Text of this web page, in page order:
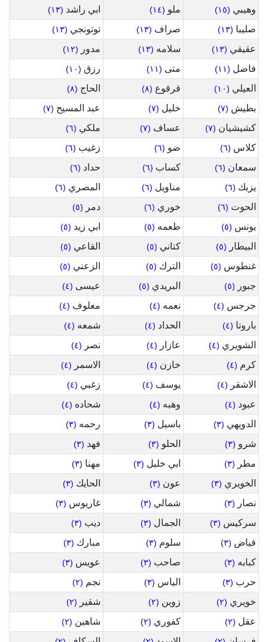
وهيبي (١٥) ملو (١٤) ابي راشد (١٣)
صليبا (١٣) صراف (١٣) توتونجي (١٣)
عقيقي (١٣) سلامه (١٣) مدور (١٢)
فاضل (١١) متى (١١) رزق (١٠)
العيلي (١٠) قرقوع (٨) الحاج (٨)
بطيش (٧) خليل (٧) عبد المسيح (٧)
كشيشيان (٧) عساف (٧) ملكي (٦)
كلاس (٦) ضو (٦) زغيب (٦)
سمعان (٦) كساب (٦) حداد (٦)
يزبك (٦) مناويل (٦) المصري (٦)
الحوت (٦) خوري (٦) دمر (٥)
يونس (٥) طعمه (٥) ابي زيد (٥)
البيطار (٥) كتاني (٥) القاعي (٥)
غنطوس (٥) الترك (٥) الزعني (٥)
جبور (٥) البريدي (٥) عيسى (٤)
جرجس (٤) نعمه (٤) معلوف (٤)
باروتا (٤) الحداد (٤) شمعه (٤)
الشويري (٤) عازار (٤) نصر (٤)
كرم (٤) خازن (٤) الاسمر (٤)
الاشقر (٤) يوسف (٤) زغبي (٤)
عبود (٤) وهبه (٤) شحاده (٤)
الدويهي (٣) باسيل (٣) رحمه (٣)
شرو (٣) الحلو (٣) فهد (٣)
مطر (٣) ابي خليل (٣) مهنا (٣)
الخويري (٣) عون (٣) الحايك (٣)
نصار (٣) شمالي (٣) غاريوس (٣)
سركيس (٣) الجمال (٣) ديب (٣)
فياض (٣) سلوم (٣) مبارك (٣)
كبابه (٣) صاحب (٣) عويس (٣)
حرب (٣) الياس (٣) نجم (٢)
خويري (٢) زوين (٢) شقير (٢)
عقل (٢) كفوري (٢) شاهين (٢)